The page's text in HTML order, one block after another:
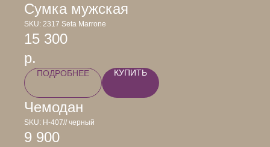
Сумка мужская
SKU: 2317 Seta Marrone
15 300
р.
ПОДРОБНЕЕ КУПИТЬ
Чемодан
SKU: Н-407// черный
9 900